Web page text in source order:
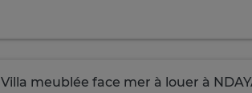
Villa meublée face mer à louer à